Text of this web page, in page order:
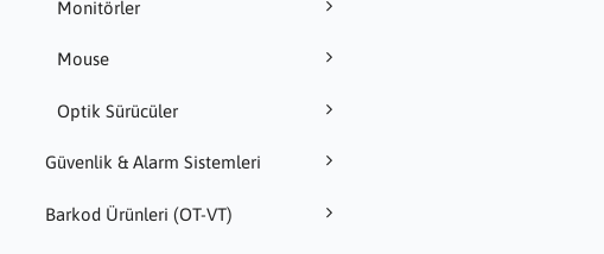
Monitörler
Mouse
Optik Sürücüler
Güvenlik & Alarm Sistemleri
Barkod Ürünleri (OT-VT)